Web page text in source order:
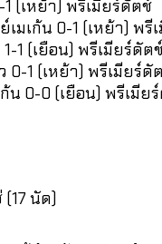
(เหย้า) พรีเมียร์ดัตช์
เมเก้น 0-1 (เหย้า) พรี
1 (เยือน) พรีเมียร์ดัต
0-1 (เหย้า) พรีเมียร์ดั
น 0-0 (เยือน) พรีเมีย
(17 นัด)